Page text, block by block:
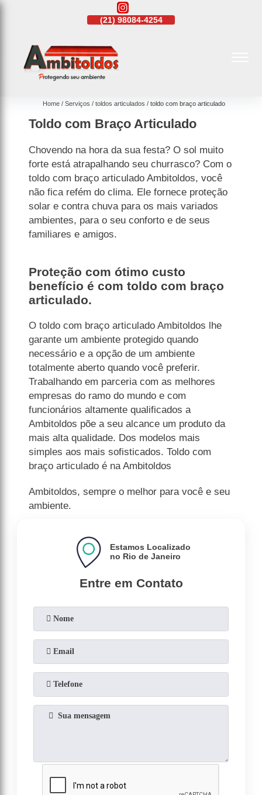
(21) 98084-4254
Home Serviços toldos articulados toldo com braço articulado
Toldo com Braço Articulado
Chovendo na hora da sua festa? O sol muito
forte está atrapalhando seu churrasco? Com o
toldo com braço articulado Ambitoldos, você
não fica refém do clima. Ele fornece proteção
solar e contra chuva para os mais variados
ambientes, para o seu conforto e de seus
familiares e amigos.
Proteção com ótimo custo
benefício é com toldo com braço
articulado.
O toldo com braço articulado Ambitoldos lhe
garante um ambiente protegido quando
necessário e a opção de um ambiente
totalmente aberto quando você preferir.
Trabalhando em parceria com as melhores
empresas do ramo do mundo e com
funcionários altamente qualificados a
Ambitoldos põe a seu alcance um produto da
mais alta qualidade. Dos modelos mais
simples aos mais sofisticados. Toldo com
braço articulado é na Ambitoldos
Ambitoldos, sempre o melhor para você e seu
ambiente.
Entre em Contato
Estamos Localizado
no Rio de Janeiro